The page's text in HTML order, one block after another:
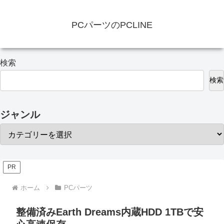
PCパーツのPCLINE
検索
検索
ジャンル
PR
ホーム PCパーツ
整備済みEarth Dreams内蔵HDD 1TBで安